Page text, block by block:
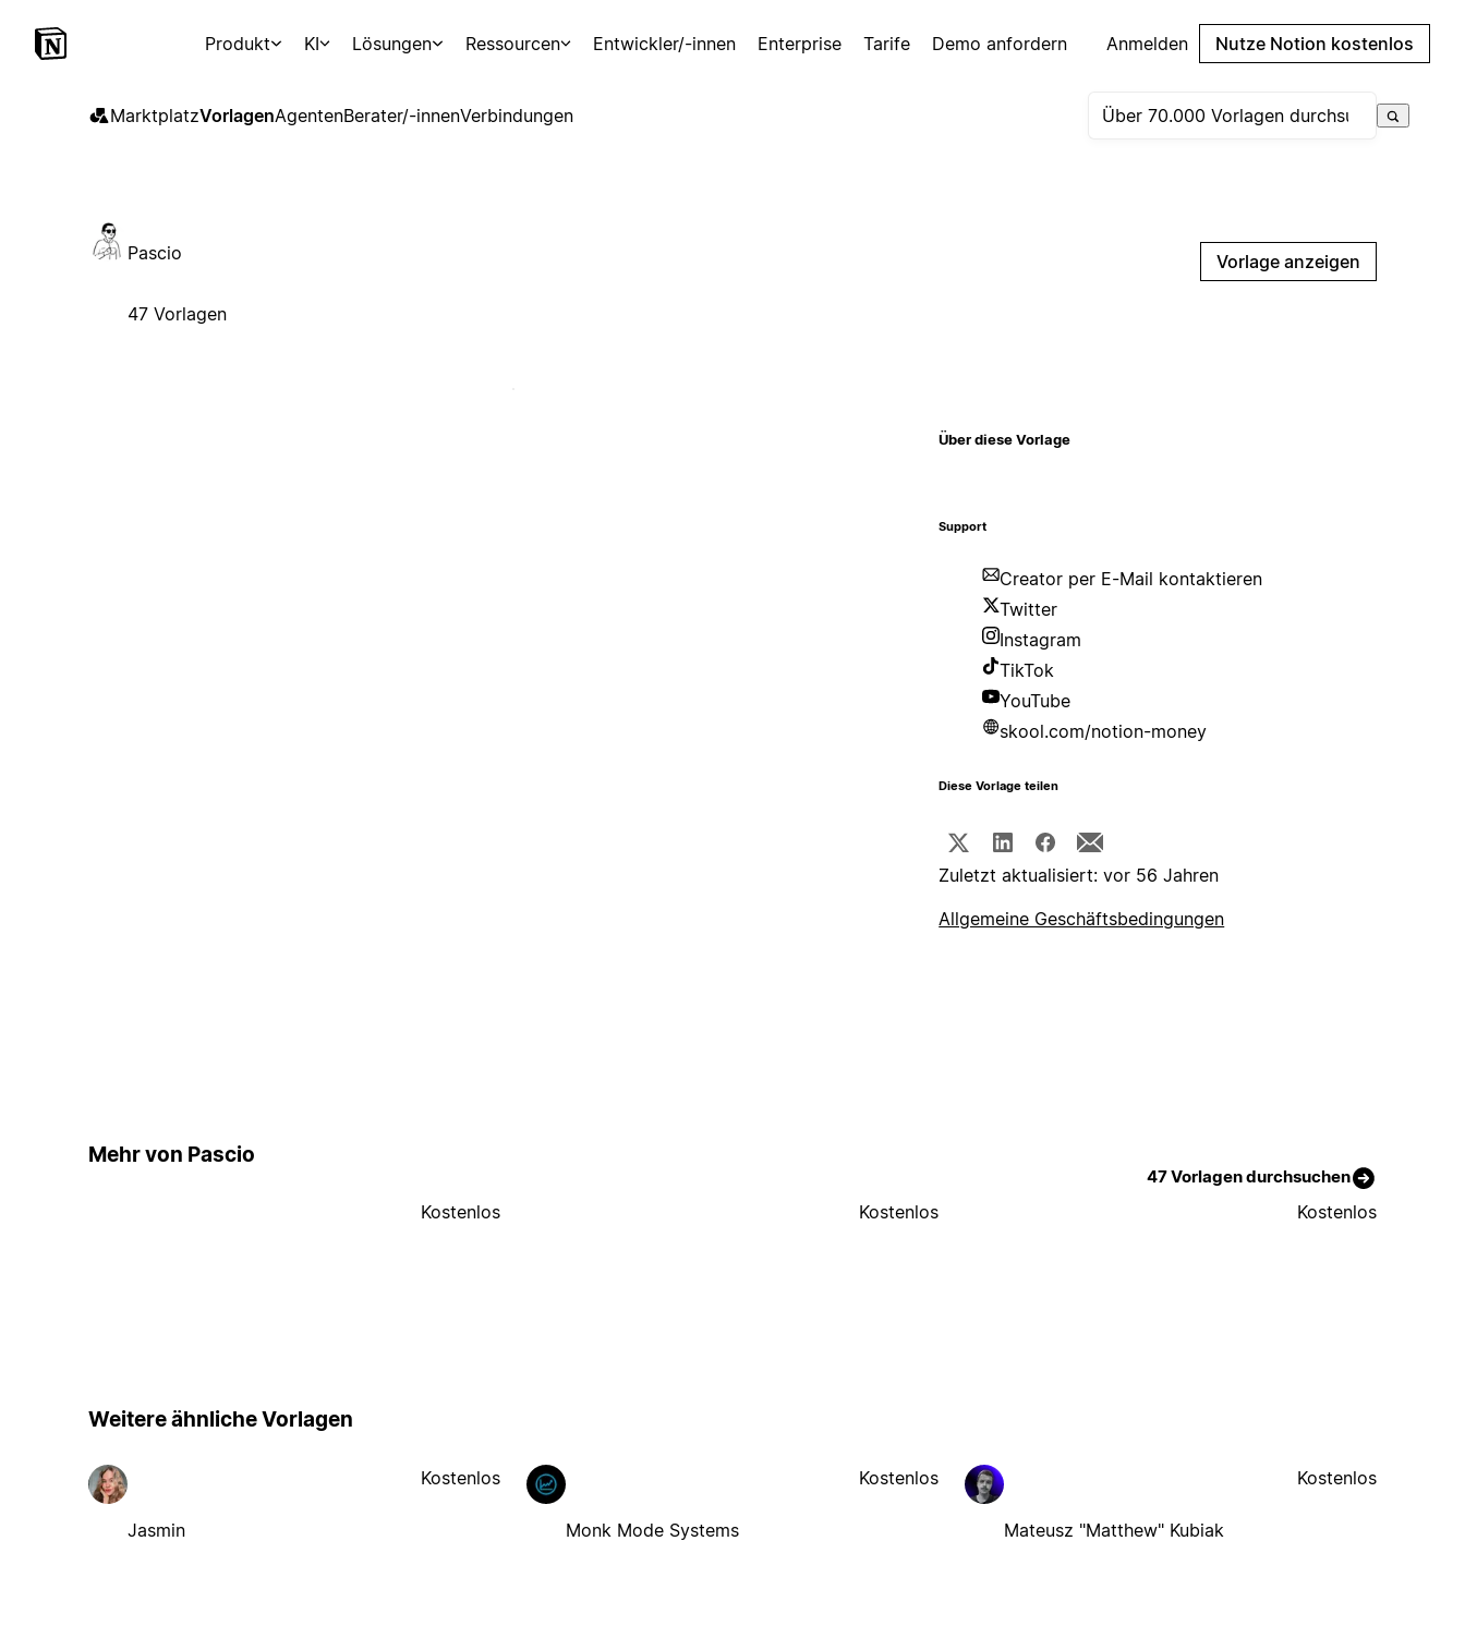
Produkt KI Lösungen Ressourcen Entwickler/-innen Enterprise Tarife Demo anfordern Anmelden Nutze Notion kostenlos
MarktplatzVorlagenAgentenBerater/-innenVerbindungen
Pascio
47 Vorlagen
Vorlage anzeigen
Über diese Vorlage
Support
Creator per E-Mail kontaktieren
Twitter
Instagram
TikTok
YouTube
skool.com/notion-money
Diese Vorlage teilen
Zuletzt aktualisiert: vor 56 Jahren
Allgemeine Geschäftsbedingungen
Mehr von Pascio
47 Vorlagen durchsuchen
Kostenlos Kostenlos Kostenlos
Weitere ähnliche Vorlagen
Jasmin
Kostenlos
Monk Mode Systems
Kostenlos
Mateusz "Matthew" Kubiak
Kostenlos